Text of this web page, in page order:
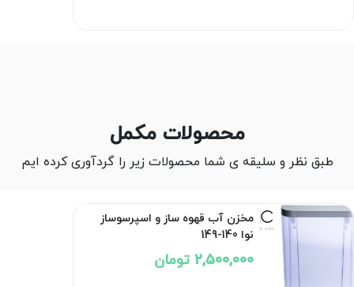
محصولات مکمل
طبق نظر و سلیقه ی شما محصولات زیر را گردآوری کرده ایم
مخزن آب قهوه ساز و اسپرسوساز
نوا 140-149
2,500,000 تومان